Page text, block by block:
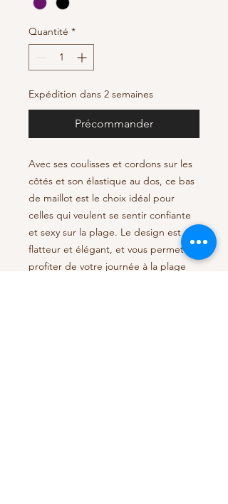
Quantité *
Expédition dans 2 semaines
Précommander
Avec ses coulisses et cordons sur les
côtés et son élastique au dos, ce bas
de maillot est le choix idéal pour
celles qui veulent se sentir confiante
et sexy sur la plage. Le design est
flatteur et élégant, et vous permet de
profiter de votre journée à la plage